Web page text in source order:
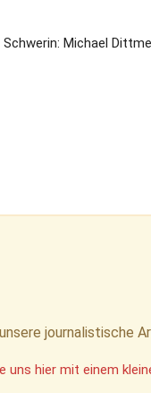
Schwerin: Michael
journalistische
uns hier mit einem